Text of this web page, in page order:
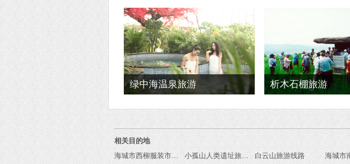
绿中海温泉旅游 析木石棚旅游
相关目的地
海城市西柳服装市场旅游线路
小孤山人类遗址旅游线路 白云山旅游线路